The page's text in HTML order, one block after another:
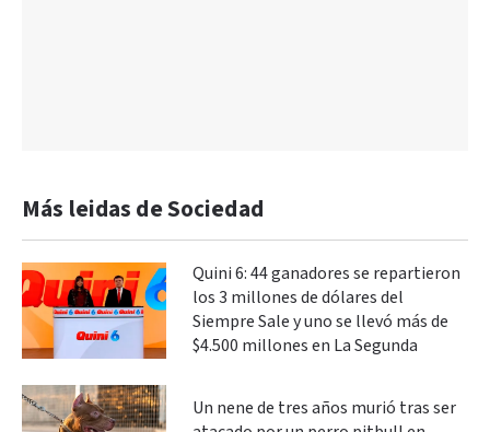
Más leidas de Sociedad
Quini 6: 44 ganadores se repartieron
los 3 millones de dólares del
Siempre Sale y uno se llevó más de
$4.500 millones en La Segunda
Un nene de tres años murió tras ser